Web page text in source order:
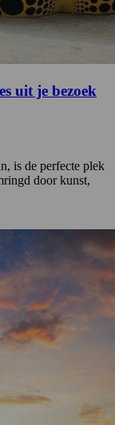
uit je bezoek
is de perfecte plek
door kunst,